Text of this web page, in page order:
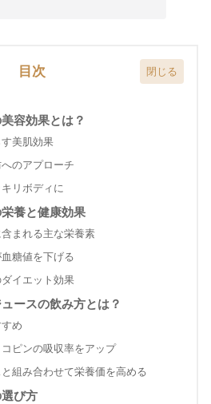
目次
容効果とは？
美肌効果
のアプローチ
リボディに
養と健康効果
まれる主な栄養素
糖値を下げる
イエット効果
ースの飲み方とは？
め
ピンの吸収率をアップ
組み合わせて栄養価を高める
び方